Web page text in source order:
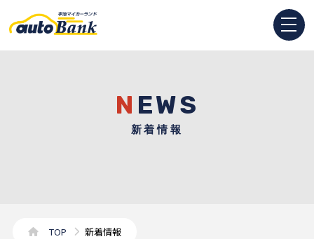
NEWS
新着情報
TOP 新着情報